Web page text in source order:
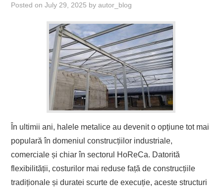
Posted onJuly 29, 2025 byautor_blog
În ultimii ani, halele metalice au devenit o opțiune tot mai
populară în domeniul construcțiilor industriale,
comerciale și chiar în sectorul HoReCa. Datorită
flexibilității, costurilor mai reduse față de construcțiile
tradiționale și duratei scurte de execuție, aceste structuri